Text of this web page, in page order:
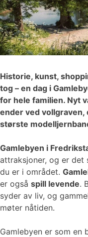
Historie, kunst,
tog – en dag i
for hele familien. Nyt
ender ved vollgraven,
største
Gamlebyen i
attraksjoner, og er det
du er i området.
er også spill levende.
syder av liv, og
møter nåtiden.
Gamlebyen er som